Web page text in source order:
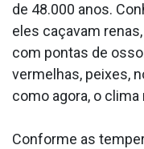
de 48.000 anos.
eles caçavam
com pontas de
vermelhas, peixes,
como agora, o
Conforme as